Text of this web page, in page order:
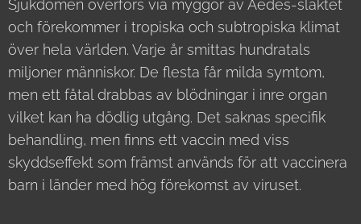
Sjukdomen överförs via myggor av Aedes-släktet
och förekommer i tropiska och subtropiska klimat
över hela världen. Varje år smittas hundratals
miljoner människor. De flesta får milda symtom,
men ett fåtal drabbas av blödningar i inre organ
vilket kan ha dödlig utgång. Det saknas specifik
behandling, men finns ett vaccin med viss
skyddseffekt som främst används för att vaccinera
barn i länder med hög förekomst av viruset.